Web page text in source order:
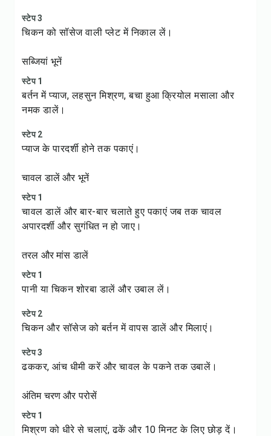
स्टेप 3
चिकन को सॉसेज वाली प्लेट में निकाल लें।
सब्जियां भूनें
स्टेप 1
बर्तन में प्याज, लहसुन मिश्रण, बचा हुआ क्रियोल मसाला और
नमक डालें।
स्टेप 2
प्याज के पारदर्शी होने तक पकाएं।
चावल डालें और भूनें
स्टेप 1
चावल डालें और बार-बार चलाते हुए पकाएं जब तक चावल
अपारदर्शी और सुगंधित न हो जाए।
तरल और मांस डालें
स्टेप 1
पानी या चिकन शोरबा डालें और उबाल लें।
स्टेप 2
चिकन और सॉसेज को बर्तन में वापस डालें और मिलाएं।
स्टेप 3
ढककर, आंच धीमी करें और चावल के पकने तक उबालें।
अंतिम चरण और परोसें
स्टेप 1
मिश्रण को धीरे से चलाएं, ढकें और 10 मिनट के लिए छोड़ दें।